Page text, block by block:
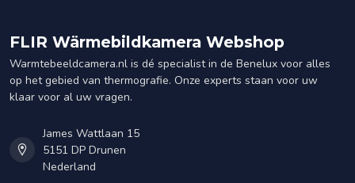
FLIR Wärmebildkamera Webshop
Warmtebeeldcamera.nl is dé specialist in de Benelux voor alles
op het gebied van thermografie. Onze experts staan voor uw
klaar voor al uw vragen.
James Wattlaan 15
5151 DP Drunen
Nederland